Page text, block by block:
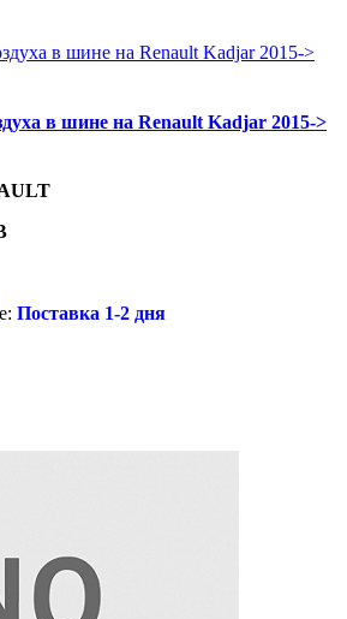
в шине на Renault Kadjar 2015->
Поставка 1-2 дня